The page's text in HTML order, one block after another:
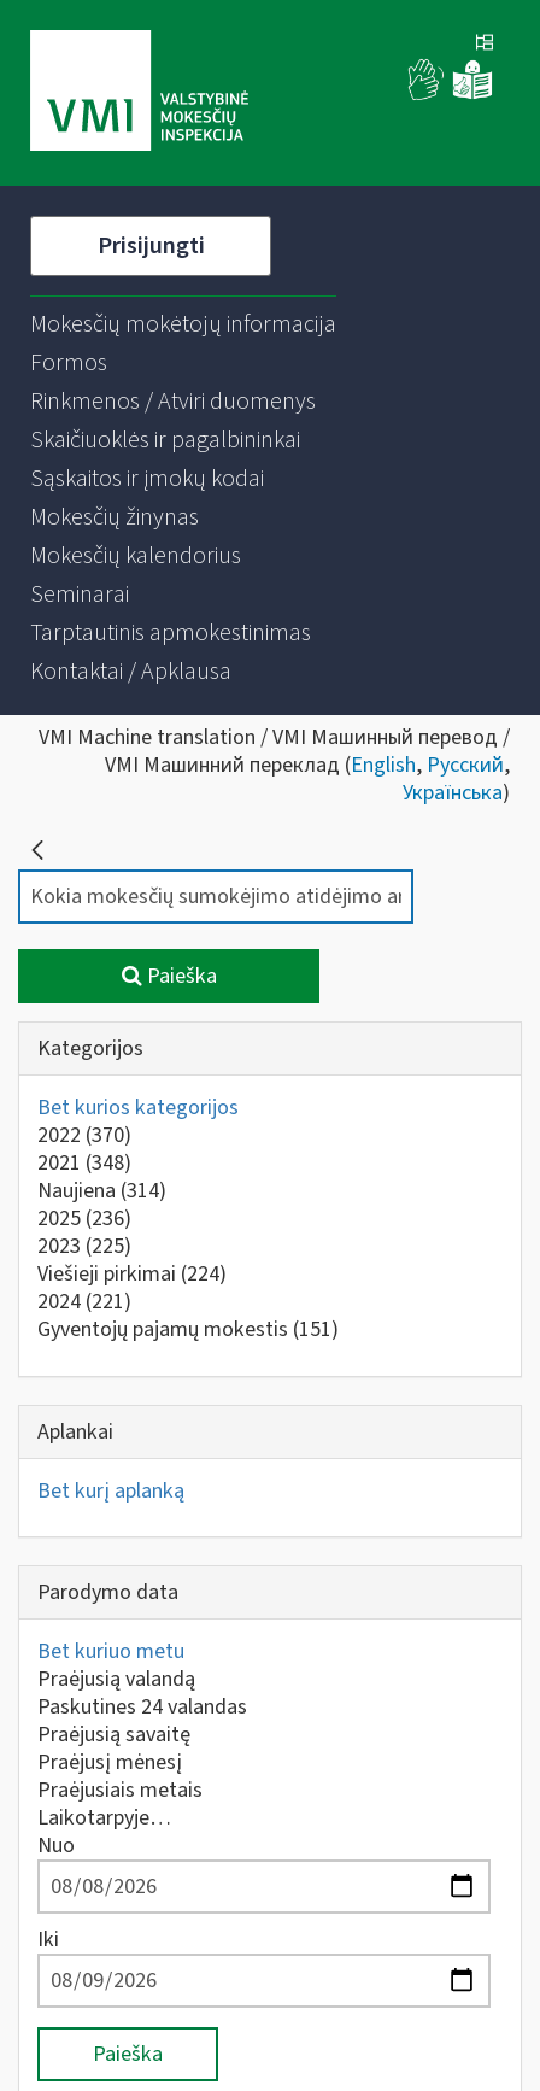
Prisijungti
Mokesčių mokėtojų informacija
Formos
Rinkmenos / Atviri duomenys
Skaičiuoklės ir pagalbininkai
Sąskaitos ir įmokų kodai
Mokesčių žinynas
Mokesčių kalendorius
Seminarai
Tarptautinis apmokestinimas
Kontaktai / Apklausa
VMI Machine translation / VMI Машинный перевод /
VMI Машинний переклад (English, Русский,
Українська)
Paieška
Kategorijos
Bet kurios kategorijos
2022 (370)
2021 (348)
Naujiena (314)
2025 (236)
2023 (225)
Viešieji pirkimai (224)
2024 (221)
Gyventojų pajamų mokestis (151)
Aplankai
Bet kurį aplanką
Parodymo data
Bet kuriuo metu
Praėjusią valandą
Paskutines 24 valandas
Praėjusią savaitę
Praėjusį mėnesį
Praėjusiais metais
Laikotarpyje…
Nuo
Iki
Paieška